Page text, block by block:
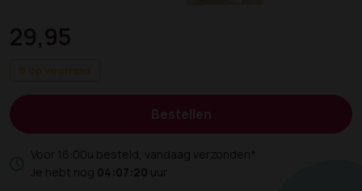
29,95
9 op voorraad
Bestellen
Voor 16:00u besteld, vandaag verzonden*
Je hebt nog 04:07:20 uur